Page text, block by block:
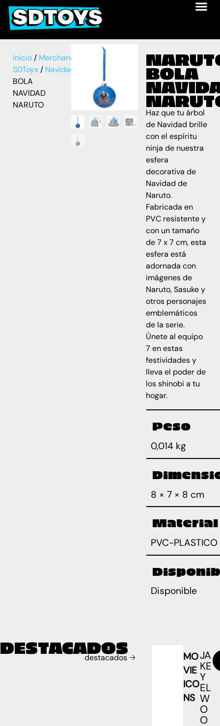
Inicio / Merchandise
SDToys / Navidad
/ NARUTO
BOLA
NAVIDAD
NARUTO
BOLA
Haz que tu árbol
de Navidad brille
con el espíritu
ninja de nuestra
esfera
decorativa de
Navidad de
Naruto.
Fabricada en
PVC resistente y
con un tamaño
de 7 x 7 cm, esta
esfera está
adornada con
imágenes de
Naruto, Sasuke y
otros personajes
emblemáticos
de la serie.
Únete al equipo
7 en estas
festividades y
lleva el poder de
los shinobi a tu
hogar.
Peso
0,014 kg
8 × 7 × 8 cm
Material
PVC-PLASTICO
Disponible
DESTACADOS
Todos los
destacados 🡢
MO
VIE
ICO
NS
JA
KE
Y
EL
W
O
O